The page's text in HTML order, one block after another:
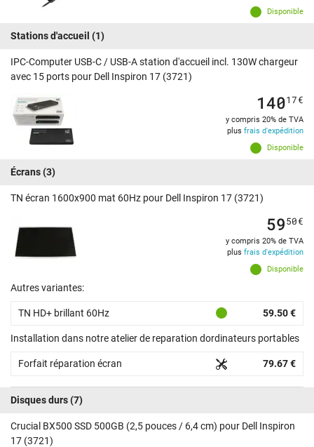
Disponible
Stations d'accueil (1)
IPC-Computer USB-C / USB-A station d'accueil incl. 130W chargeur
avec 15 ports pour Dell Inspiron 17 (3721)
Disponible
14017€
y compris 20% de TVA
plus frais d'expédition
Écrans(3)
TN écran 1600x900 mat 60Hz pour Dell Inspiron 17 (3721)
Disponible
5950€
y compris 20% de TVA
plus frais d'expédition
Autres variantes:
TN HD+ brillant 60Hz 59.50 €
Installation dans notre atelier de reparation dordinateurs portables
Forfait réparation écran 79.67 €
Disques durs(7)
Crucial BX500 SSD 500GB (2,5 pouces / 6,4 cm) pour Dell Inspiron
17 (3721)